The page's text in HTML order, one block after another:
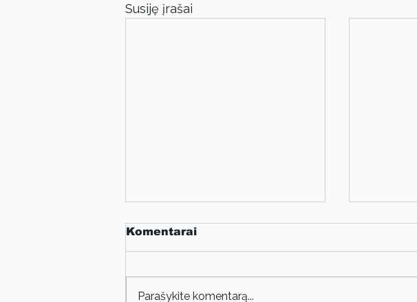
Susiję įrašai
Komentarai
Parašykite komentarą...